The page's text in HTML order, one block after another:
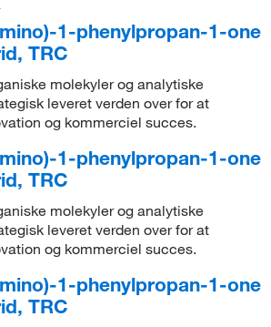
1-phenylpropan-1-one
TRC
molekyler og analytiske
leveret verden over for at
og kommerciel succes.
1-phenylpropan-1-one
TRC
molekyler og analytiske
leveret verden over for at
og kommerciel succes.
1-phenylpropan-1-one
TRC